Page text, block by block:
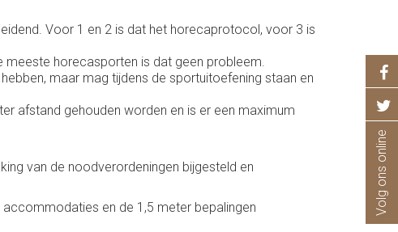
Voor 1 en 2 is dat het horecaprotocol, voor 3 is
horecasporten is dat geen probleem.
maar mag tijdens de sportuitoefening staan en
afstand gehouden worden en is er een maximum
van de noodverordeningen bijgesteld en
en de 1,5 meter bepalingen
Volg ons online